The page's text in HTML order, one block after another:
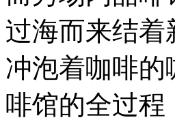
过海而来结
冲泡着咖啡
啡馆的全过程